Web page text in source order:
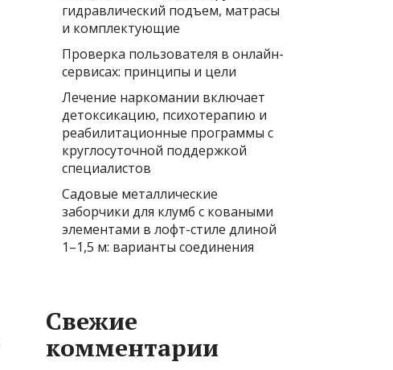
гидравлический подъем, матрасы
и комплектующие
Проверка пользователя в онлайн-
сервисах: принципы и цели
Лечение наркомании включает
детоксикацию, психотерапию и
реабилитационные программы с
круглосуточной поддержкой
специалистов
Садовые металлические
заборчики для клумб с коваными
элементами в лофт-стиле длиной
1–1,5 м: варианты соединения
Свежие
комментарии